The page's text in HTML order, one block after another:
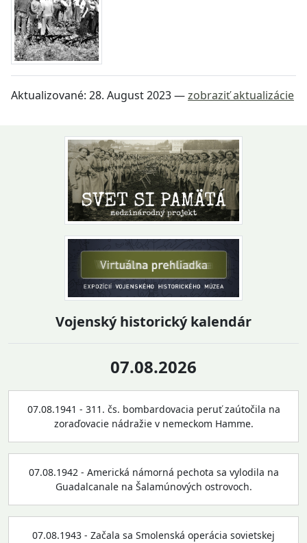
Aktualizované: 28. August 2023—zobraziť aktualizácie
Vojenský historický kalendár
07.08.2026
07.08.1941 - 311. čs. bombardovacia peruť zaútočila na
zoraďovacie nádražie v nemeckom Hamme.
07.08.1942 - Americká námorná pechota sa vylodila na
Guadalcanale na Šalamúnových ostrovoch.
07.08.1943 - Začala sa Smolenská operácia sovietskej